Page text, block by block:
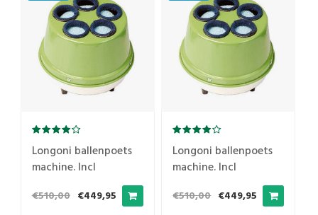
Longoni ballenpoets
machine. Incl
microvezeldoek 40 x
40 cm
€510,00 €449,95
Longoni ballenpoets
machine. Incl
microvezeldoek 40 x
40 cm
€510,00 €449,95